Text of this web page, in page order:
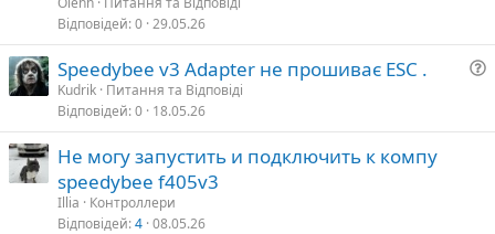
н
н
Відповідей 0 29.05.26
а
Speedybee v3 Adapter не прошиває ESC .
Kudrik Питання та Відповіді
Відповідей 0 18.05.26
Не могу запустить и подключить к компу
speedybee f405v3
Illia
Контроллери
Відповідей 4 08.05.26